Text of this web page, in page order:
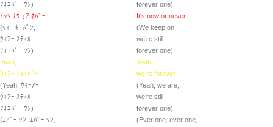
ﾌｫｴﾊﾞｰ ﾜﾝ)
ｲｯﾂ ﾅｳ ｵｱ ﾈﾊﾞｰ
(ｳｨｰ ｷｰﾎﾟﾝ,
ｳｨｱｰ ｽﾃｨﾙ
ﾌｫｴﾊﾞｰ ﾜﾝ)
Yeah,
ｳｨｱｰ ﾌｫｴﾊﾞｰ
(Yeah, ｳｨｰｱｰ,
ｳｨｱｰ ｽﾃｨﾙ
ﾌｫｴﾊﾞｰ ﾜﾝ)
(ｴﾊﾞｰ ﾜﾝ, ｴﾊﾞｰ ﾜﾝ,
forever one)
It’s now or never
(We keep on,
we’re still
forever one)
Yeah,
we’re forever
(Yeah, we are,
we’re still
forever one)
(Ever one, ever one,